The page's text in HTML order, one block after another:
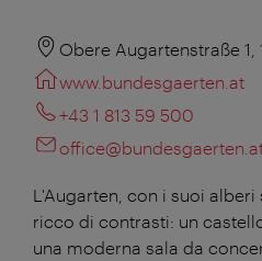
Obere Augartenstraße 1,
www.bundesgaerten.at
+43 1 813 59 500
L'Augarten, con i suoi
ricco di contrasti: un
una moderna sala da